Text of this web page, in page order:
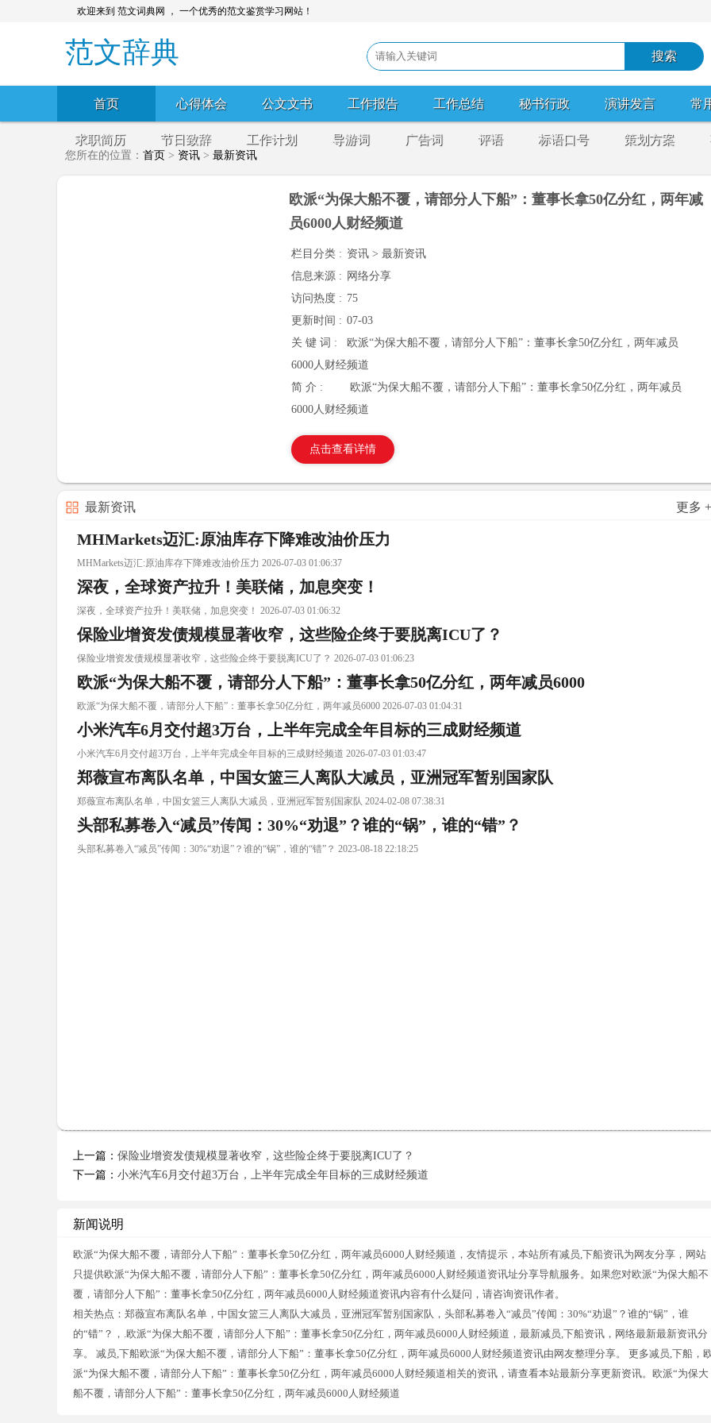
欢迎来到 范文词典网 ， 一个优秀的范文鉴赏学习网站！
范文辞典
首页 心得体会 公文文书 工作报告 工作总结 秘书行政 演讲发言 常
求职简历 节日致辞 工作计划 导游词 广告词 评语 标语口号 策划方案
您所在的位置： 首页 > 资讯 > 最新资讯
欧派“为保大船不覆，请部分人下船”：董事长拿50亿分红，两年减
员6000人财经频道
栏目分类 : 资讯 > 最新资讯
信息来源 : 网络分享
访问热度 : 75
更新时间 : 07-03
关 键 词 :
欧派“为保大船不覆，请部分人下船”：董事长拿50亿分红，两年减员
6000人财经频道
简 介 :
欧派“为保大船不覆，请部分人下船”：董事长拿50亿分红，两年减员
6000人财经频道
点击查看详情
最新资讯 更多 +
MHMarkets迈汇:原油库存下降难改油价压力
MHMarkets迈汇:原油库存下降难改油价压力 2026-07-03 01:06:37
深夜，全球资产拉升！美联储，加息突变！
深夜，全球资产拉升！美联储，加息突变！ 2026-07-03 01:06:32
保险业增资发债规模显著收窄，这些险企终于要脱离ICU了？
保险业增资发债规模显著收窄，这些险企终于要脱离ICU了？ 2026-07-03 01:06:23
欧派“为保大船不覆，请部分人下船”：董事长拿50亿分红，两年减员6000
欧派“为保大船不覆，请部分人下船”：董事长拿50亿分红，两年减员6000 2026-07-03 01:04:31
小米汽车6月交付超3万台，上半年完成全年目标的三成财经频道
小米汽车6月交付超3万台，上半年完成全年目标的三成财经频道 2026-07-03 01:03:47
郑薇宣布离队名单，中国女篮三人离队大减员，亚洲冠军暂别国家队
郑薇宣布离队名单，中国女篮三人离队大减员，亚洲冠军暂别国家队 2024-02-08 07:38:31
头部私募卷入“减员”传闻：30%“劝退”？谁的“锅”，谁的“错”？
头部私募卷入“减员”传闻：30%“劝退”？谁的“锅”，谁的“错”？ 2023-08-18 22:18:25
上一篇： 保险业增资发债规模显著收窄，这些险企终于要脱离ICU了？
下一篇： 小米汽车6月交付超3万台，上半年完成全年目标的三成财经频道
新闻说明
欧派“为保大船不覆，请部分人下船”：董事长拿50亿分红，两年减员6000人财经频道，友情提示，本站所有减员,下船资讯为网友分享，网站
只提供欧派“为保大船不覆，请部分人下船”：董事长拿50亿分红，两年减员6000人财经频道资讯址分享导航服务。如果您对欧派“为保大船不
覆，请部分人下船”：董事长拿50亿分红，两年减员6000人财经频道资讯内容有什么疑问，请咨询资讯作者。
相关热点：郑薇宣布离队名单，中国女篮三人离队大减员，亚洲冠军暂别国家队，头部私募卷入“减员”传闻：30%“劝退”？谁的“锅”，谁
的“错”？，.欧派“为保大船不覆，请部分人下船”：董事长拿50亿分红，两年减员6000人财经频道，最新减员,下船资讯，网络最新最新资讯分
享。 减员,下船欧派“为保大船不覆，请部分人下船”：董事长拿50亿分红，两年减员6000人财经频道资讯由网友整理分享。 更多减员,下船，
派“为保大船不覆，请部分人下船”：董事长拿50亿分红，两年减员6000人财经频道相关的资讯，请查看本站最新分享更新资讯。欧派“为保大
船不覆，请部分人下船”：董事长拿50亿分红，两年减员6000人财经频道